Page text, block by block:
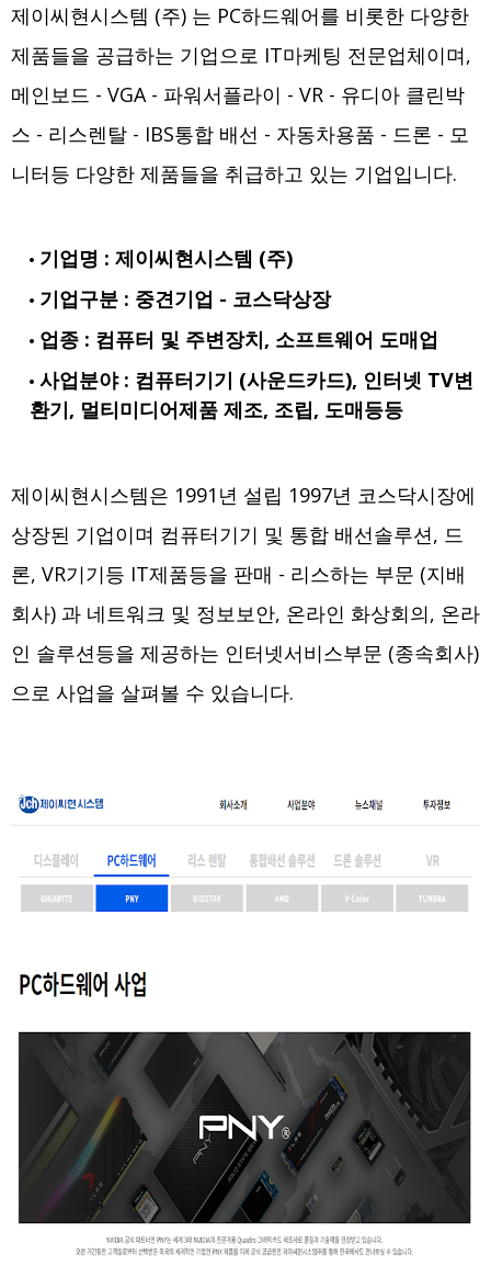
제이씨현시스템 (주) 는 PC하드웨어를 비롯한 다양한
제품들을 공급하는 기업으로 IT마케팅 전문업체이며,
메인보드 - VGA - 파워서플라이 - VR - 유디아 클린박
스 - 리스렌탈 - IBS통합 배선 - 자동차용품 - 드론 - 모
니터등 다양한 제품들을 취급하고 있는 기업입니다.
기업명 : 제이씨현시스템 (주)
기업구분 : 중견기업 - 코스닥상장
업종 : 컴퓨터 및 주변장치, 소프트웨어 도매업
사업분야 : 컴퓨터기기 (사운드카드), 인터넷 TV변
환기, 멀티미디어제품 제조, 조립, 도매등등
제이씨현시스템은 1991년 설립 1997년 코스닥시장에
상장된 기업이며 컴퓨터기기 및 통합 배선솔루션, 드
론, VR기기등 IT제품등을 판매 - 리스하는 부문 (지배
회사) 과 네트워크 및 정보보안, 온라인 화상회의, 온라
인 솔루션등을 제공하는 인터넷서비스부문 (종속회사)
으로 사업을 살펴볼 수 있습니다.